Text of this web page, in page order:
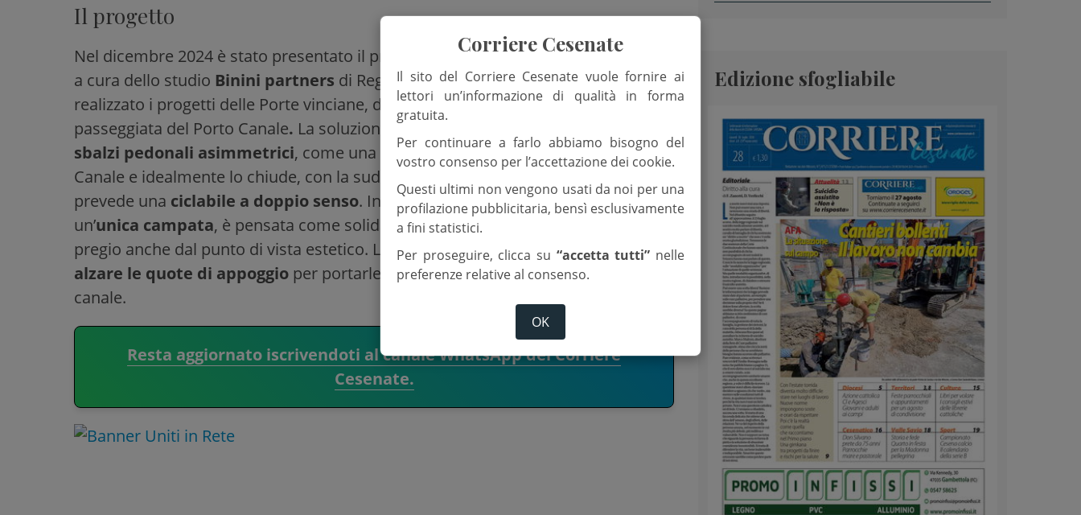
Il progetto
Nel dicembre 2024 è stato presentato il progetto di fattibilità tecnico-economica
a cura dello studio Binini partners di Reggio-Emilia che in città aveva già
realizzato i progetti delle Porte vinciane, di piazza Spose dei Marinai e la
passeggiata del Porto Canale. La soluzione scelta è stata quella di creare
sbalzi pedonali asimmetrici, come una “balconata” che si affaccia sul Porto
Canale e idealmente lo chiude, con la suddivisione stradale verso monte che
prevede una ciclabile a doppio senso. In questo modo la struttura progettata, a
un’unica campata, è pensata come solida ma allo stesso tempo snella e di
pregio anche dal punto di vista estetico. L’esigenza fondamentale è quella di
alzare le quote di appoggio per portarle fuori dall’escursione di alta marea del
canale.
Resta aggiornato iscrivendoti al canale WhatsApp del Corriere
Cesenate.
Edizione sfogliabile
Corriere Cesenate
Il sito del Corriere Cesenate vuole fornire ai
lettori un’informazione di qualità in forma
gratuita.
Per continuare a farlo abbiamo bisogno del
vostro consenso per l’accettazione dei cookie.
Questi ultimi non vengono usati da noi per una
profilazione pubblicitaria, bensì esclusivamente
a fini statistici.
Per proseguire, clicca su “accetta tutti” nelle
preferenze relative al consenso.
OK